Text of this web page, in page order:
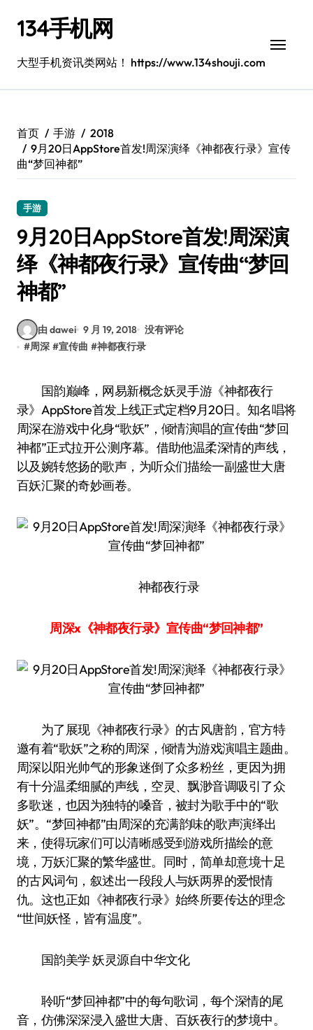
134手机网
大型手机资讯类网站！ https://www.134shouji.com
首页 手游
2018
9月20日AppStore首发!周深演绎《神都夜行录》宣传
曲“梦回神都”
手游
9月20日AppStore首发!周深演
绎《神都夜行录》宣传曲“梦回
神都”
由 dawei 9 月 19, 2018 没有评论
#周深 #宣传曲 #神都夜行录
国韵巅峰，网易新概念妖灵手游《神都夜行
录》AppStore首发上线正式定档9月20日。知名唱将
周深在游戏中化身“歌妖”，倾情演唱的宣传曲“梦回
神都”正式拉开公测序幕。借助他温柔深情的声线，
以及婉转悠扬的歌声，为听众们描绘一副盛世大唐
百妖汇聚的奇妙画卷。
神都夜行录
周深x《神都夜行录》宣传曲“梦回神都”
为了展现《神都夜行录》的古风唐韵，官方特
邀有着“歌妖”之称的周深，倾情为游戏演唱主题曲。
周深以阳光帅气的形象迷倒了众多粉丝，更因为拥
有十分温柔细腻的声线，空灵、飘渺音调吸引了众
多歌迷，也因为独特的嗓音，被封为歌手中的“歌
妖”。“梦回神都”由周深的充满韵味的歌声演绎出
来，使得玩家们可以清晰感受到游戏所描绘的意
境，万妖汇聚的繁华盛世。同时，简单却意境十足
的古风词句，叙述出一段段人与妖两界的爱恨情
仇。这也正如《神都夜行录》始终所要传达的理念
“世间妖怪，皆有温度”。
国韵美学 妖灵源自中华文化
聆听“梦回神都”中的每句歌词，每个深情的尾
音，仿佛深深浸入盛世大唐、百妖夜行的梦境中。